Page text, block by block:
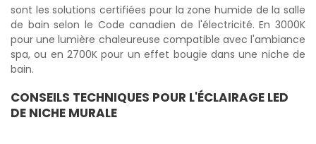
sont les solutions certifiées pour la zone humide de la salle
de bain selon le Code canadien de l'électricité. En 3000K
pour une lumière chaleureuse compatible avec l'ambiance
spa, ou en 2700K pour un effet bougie dans une niche de
bain.
CONSEILS TECHNIQUES POUR L'ÉCLAIRAGE LED
DE NICHE MURALE